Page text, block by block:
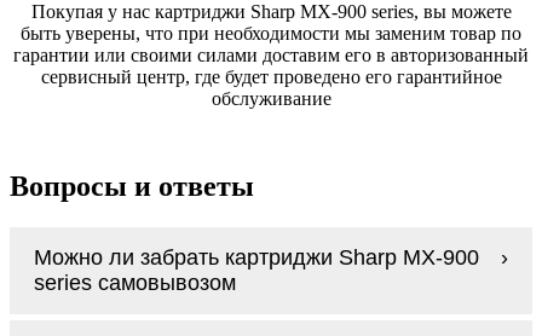
Покупая у нас картриджи Sharp MX-900 series, вы можете
быть уверены, что при необходимости мы заменим товар по
гарантии или своими силами доставим его в авторизованный
сервисный центр, где будет проведено его гарантийное
обслуживание
Вопросы и ответы
Можно ли забрать картриджи Sharp MX-900
series самовывозом